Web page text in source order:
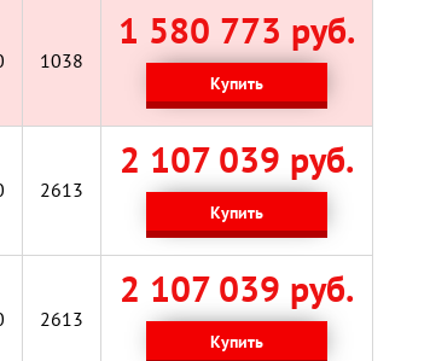
1038
1 580 773 руб.
Купить
2613
2 107 039 руб.
Купить
2613
2 107 039 руб.
Купить